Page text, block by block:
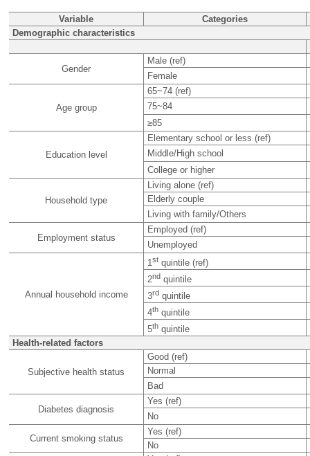
Variable
Categories
Demographic characteristics
Gender
Male (ref)
Female
Age group
65~74 (ref)
75~84
≥85
Education level
Elementary school or less (ref)
Middle/High school
College or higher
Household type
Living alone (ref)
Elderly couple
Living with family/Others
Employment status
Employed (ref)
Unemployed
Annual household income
1st quintile (ref)
2nd quintile
3rd quintile
4th quintile
5th quintile
Health-related factors
Subjective health status
Good (ref)
Normal
Bad
Diabetes diagnosis
Yes (ref)
No
Current smoking status
Yes (ref)
No